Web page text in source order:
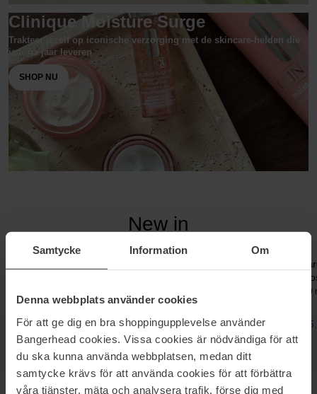
Samtycke Information Om
Denna webbplats använder cookies
För att ge dig en bra shoppingupplevelse använder
Bangerhead cookies. Vissa cookies är nödvändiga för att
du ska kunna använda webbplatsen, medan ditt
samtycke krävs för att använda cookies för att förbättra
våra tjänster, mäta och analysera trafik, förse dig med
Clinique Moisture Surge
Trakteer jezelf op iconische verzorging met de skincare-helden die
jaar na jaar leveren
SHOP NU
New in
Ontdek onze nieuwkomers
250 ml
37,99 € 184,30 €
30